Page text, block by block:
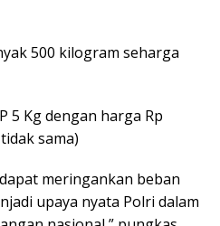
500 kilogram seharga
5 Kg dengan harga Rp
sama)
meringankan beban
upaya nyata Polri dalam